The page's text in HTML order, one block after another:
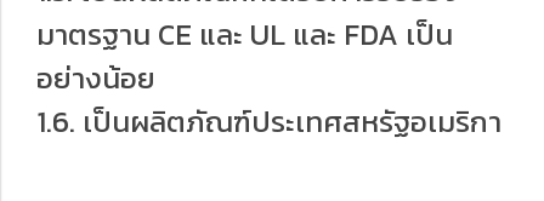
มาตรฐาน CE และ UL และ FDA เป็น
อย่างน้อย
1.6. เป็นผลิตภัณฑ์ประเทศสหรัฐอเมริกา